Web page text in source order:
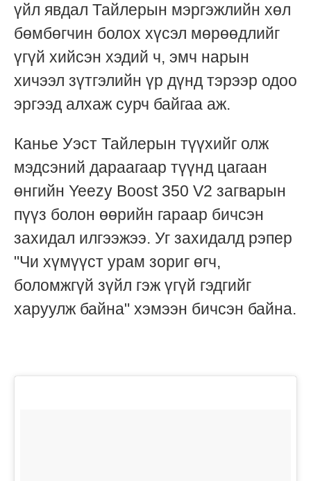
үйл явдал Тайлерын мэргэжлийн хөл
бөмбөгчин болох хүсэл мөрөөдлийг
үгүй хийсэн хэдий ч, эмч нарын
хичээл зүтгэлийн үр дүнд тэрээр одоо
эргээд алхаж сурч байгаа аж.
Канье Уэст Тайлерын түүхийг олж
мэдсэний дараагаар түүнд цагаан
өнгийн Yeezy Boost 350 V2 загварын
пүүз болон өөрийн гараар бичсэн
захидал илгээжээ. Уг захидалд рэпер
"Чи хүмүүст урам зориг өгч,
боломжгүй зүйл гэж үгүй гэдгийг
харуулж байна" хэмээн бичсэн байна.